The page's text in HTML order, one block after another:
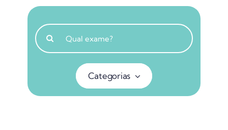
Buscar
resultados
Categorias